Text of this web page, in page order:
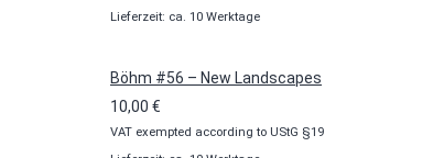
Lieferzeit: ca. 10 Werktage
Böhm #56 – New Landscapes
10,00 €
VAT exempted according to UStG §19